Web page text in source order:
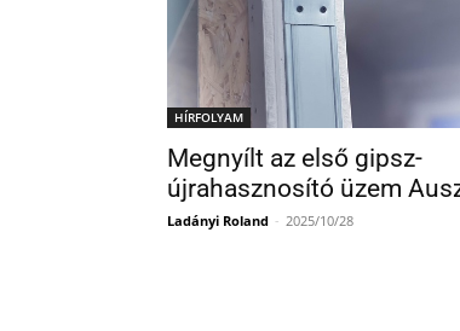
HÍRFOLYAM
Megnyílt az első gipsz-
újrahasznosító üzem
Ladányi Roland - 2025/10/28